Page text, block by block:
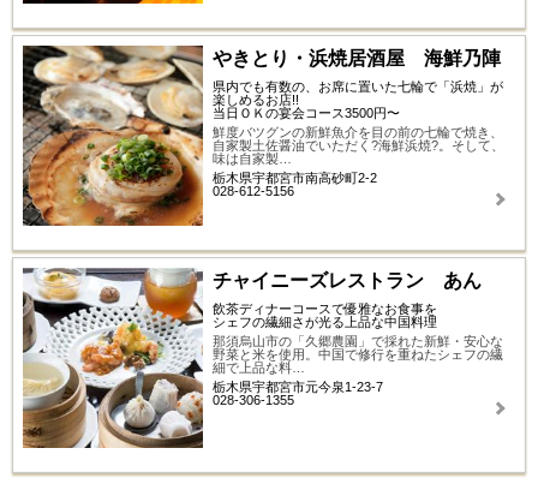
やきとり・浜焼居酒屋 海鮮乃陣
県内でも有数の、お席に置いた七輪で「浜焼」が
楽しめるお店!!
当日ＯＫの宴会コース3500円〜
鮮度バツグンの新鮮魚介を目の前の七輪で焼き、
自家製土佐醤油でいただく?海鮮浜焼?。そして、
味は自家製…
栃木県宇都宮市南高砂町2-2
028-612-5156
チャイニーズレストラン あん
飲茶ディナーコースで優雅なお食事を
シェフの繊細さが光る上品な中国料理
那須烏山市の「久郷農園」で採れた新鮮・安心な
野菜と米を使用。中国で修行を重ねたシェフの繊
細で上品な料…
栃木県宇都宮市元今泉1-23-7
028-306-1355